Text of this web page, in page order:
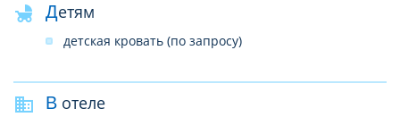
Детям
детская кровать (по запросу)
В отеле